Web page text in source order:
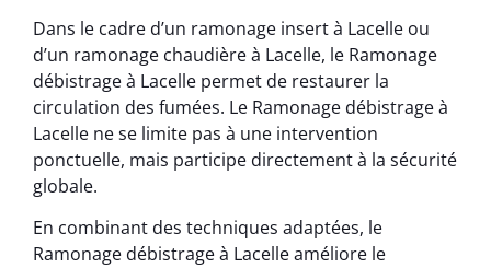
Dans le cadre d’un ramonage insert à Lacelle ou
d’un ramonage chaudière à Lacelle, le Ramonage
débistrage à Lacelle permet de restaurer la
circulation des fumées. Le Ramonage débistrage à
Lacelle ne se limite pas à une intervention
ponctuelle, mais participe directement à la sécurité
globale.
En combinant des techniques adaptées, le
Ramonage débistrage à Lacelle améliore le